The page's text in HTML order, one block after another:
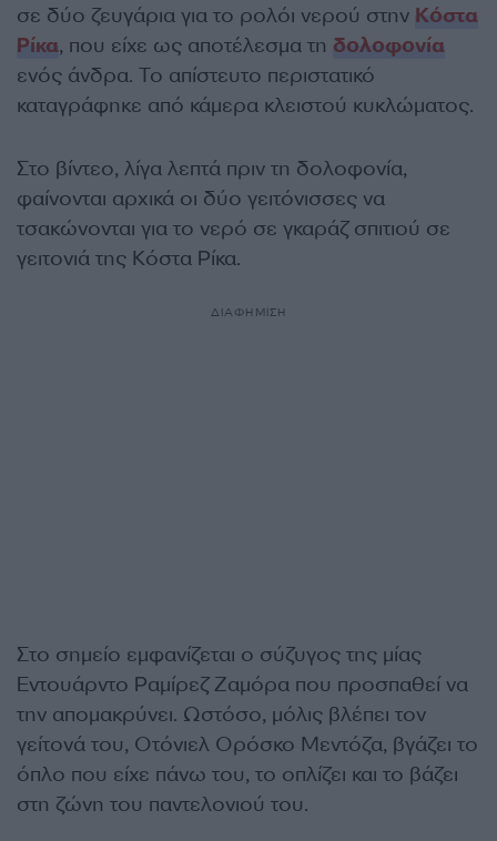
σε δύο ζευγάρια για το ρολόι νερού στην Κόστα
Ρίκα, που είχε ως αποτέλεσμα τη δολοφονία
ενός άνδρα. Το απίστευτο περιστατικό
καταγράφηκε από κάμερα κλειστού κυκλώματος.
Στο βίντεο, λίγα λεπτά πριν τη δολοφονία,
φαίνονται αρχικά οι δύο γειτόνισσες να
τσακώνονται για το νερό σε γκαράζ σπιτιού σε
γειτονιά της Κόστα Ρίκα.
ΔΙΑΦΗΜΙΣΗ
Στο σημείο εμφανίζεται ο σύζυγος της μίας
Εντουάρντο Ραμίρεζ Ζαμόρα που προσπαθεί να
την απομακρύνει. Ωστόσο, μόλις βλέπει τον
γείτονά του, Οτόνιελ Ορόσκο Μεντόζα, βγάζει το
όπλο που είχε πάνω του, το οπλίζει και το βάζει
στη ζώνη του παντελονιού του.